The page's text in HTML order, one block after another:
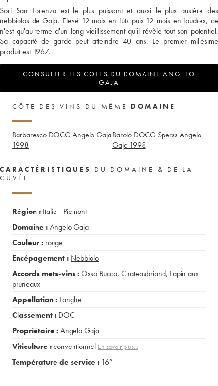
Sori San Lorenzo est le plus puissant et aussi le plus austère des
nebbiolos de Gaja. Elevé 12 mois en fûts puis 12 mois en foudres, ce
n'est qu'au terme d'un long vieillissement qu'il révèle tout son potentiel.
Sa capacité de garde peut atteindre 40 ans. Le premier millésime
produit est 1967.
CONSULTER LES COTES DU DOMAINE ANGELO
GAJA
CÔTE DES VINS DU MÊME DOMAINE
Barbaresco DOCG Angelo Gaja
1998
Barolo DOCG Sperss Angelo
Gaja 1998
CARACTÉRISTIQUES
DU DOMAINE & DE LA
CUVÉE
Région : Italie - Piemont
Domaine :Angelo Gaja
Couleur : rouge
Encépagement : Nebbiolo
Accords mets-vins :Osso Bucco, Chateaubriand, Lapin aux
pruneaux
Appellation : Langhe
Classement : DOC
Propriétaire :Angelo Gaja
Viticulture :conventionnel En savoir plus...
Température de service : 16°